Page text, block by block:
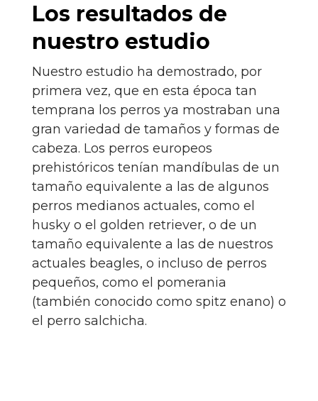
Los resultados de
nuestro estudio
Nuestro estudio ha demostrado, por
primera vez, que en esta época tan
temprana los perros ya mostraban una
gran variedad de tamaños y formas de
cabeza. Los perros europeos
prehistóricos tenían mandíbulas de un
tamaño equivalente a las de algunos
perros medianos actuales, como el
husky o el golden retriever, o de un
tamaño equivalente a las de nuestros
actuales beagles, o incluso de perros
pequeños, como el pomerania
(también conocido como spitz enano) o
el perro salchicha.